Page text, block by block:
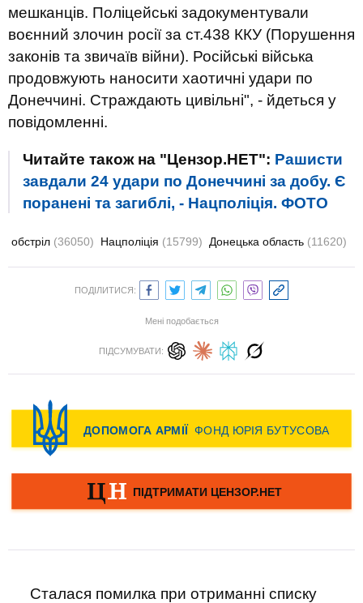
мешканців. Поліцейські задокументували
воєнний злочин росії за ст.438 ККУ (Порушення
законів та звичаїв війни). Російські війська
продовжують наносити хаотичні удари по
Донеччині. Страждають цивільні", - йдеться у
повідомленні.
Читайте також на "Цензор.НЕТ": Рашисти
завдали 24 удари по Донеччині за добу. Є
поранені та загиблі, - Нацполіція. ФОТО
обстріл (36050) Нацполіція (15799) Донецька область (11620)
ПОДІЛИТИСЯ:
Мені подобається
ПІДСУМУВАТИ:
Сталася помилка при отриманні списку